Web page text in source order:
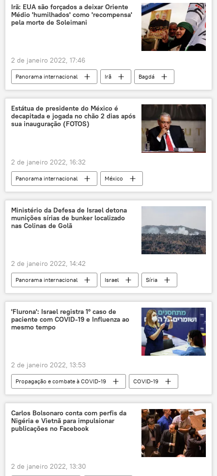
Delta
COVID-19
novo coronavírus
Ômicron
Irã: EUA são forçados a deixar Oriente
Médio 'humilhados' como 'recompensa'
pela morte de Soleimani
2 de janeiro 2022, 17:46
Panorama internacional Irã
Bagdá
drones
EUA
Qassem Soleimani
Oriente Médio e África
Corpo de Guardas da Revolução Islâmica (IRGC)
Estátua de presidente do México é
decapitada e jogada no chão 2 dias após
sua inauguração (FOTOS)
2 de janeiro 2022, 16:32
Panorama internacional
México
vandalismo
oposição
cidade
estátua
Andrés Manuel López Obrador
Américas
Ministério da Defesa de Israel detona
munições sírias de bunker localizado
nas Colinas de Golã
2 de janeiro 2022, 14:42
Panorama internacional Israel
Síria
Colinas de Golã
explosivos
rifle
munição
'Flurona': Israel registra 1º caso de
paciente com COVID-19 e Influenza ao
mesmo tempo
2 de janeiro 2022, 13:53
Propagação e combate à COVID-19
COVID-19
Israel
influenza
infecção
grávida
novo coronavírus
Carlos Bolsonaro conta com perfis da
Nigéria e Vietnã para impulsionar
publicações no Facebook
2 de janeiro 2022, 13:30